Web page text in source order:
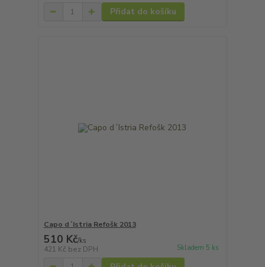
Přidat do košíku
Capo d´Istria Refošk 2013
510 Kč/ks
421 Kč bez DPH Skladem 5 ks